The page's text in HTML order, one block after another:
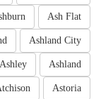
Ash Flat
Ashland City
Ashland
Ashley
Astoria